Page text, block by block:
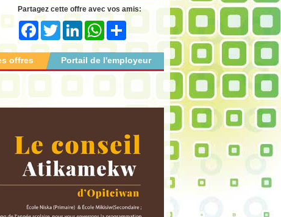
Partagez cette offre avec vos amis:
FacebookTwitter LinkedInWhatsApp
Portail de l'employeur
offres